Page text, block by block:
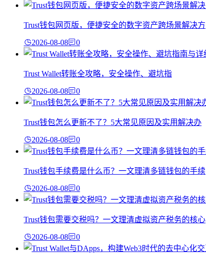
Trust钱包网页版，便捷安全的数字资产跨场景解决方
2026-08-08 0
Trust Wallet转账全攻略，安全操作、避坑指
2026-08-08 0
Trust钱包怎么更新不了？5大常见原因及实用解决办
2026-08-08 0
Trust钱包手续费是什么币？一文理清多链钱包的手续
2026-08-08 0
Trust钱包需要交税吗？一文理清虚拟资产税务的核心
2026-08-08 0